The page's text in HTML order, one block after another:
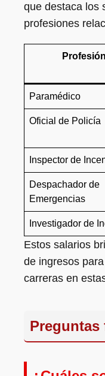
que destaca los
profesiones
Profesión
Paramédico
Oficial de Policía
Inspector de
Despachador de
Emergencias
Investigador de
Estos salarios
de ingresos
carreras en
Preguntas